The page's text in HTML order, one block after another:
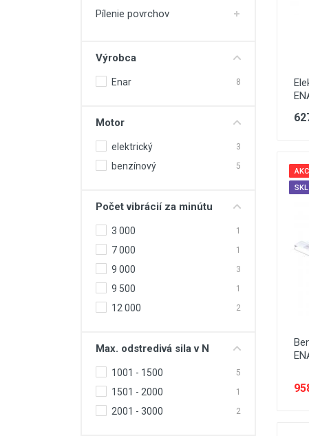
Pílenie povrchov
Výrobca
Enar 8
Motor
elektrický 3
benzínový 5
Počet vibrácií za minútu
3 000 1
7 000 1
9 000 3
9 500 1
12 000 2
Max. odstredivá sila v N
1001 - 1500 5
1501 - 2000 1
2001 - 3000 2